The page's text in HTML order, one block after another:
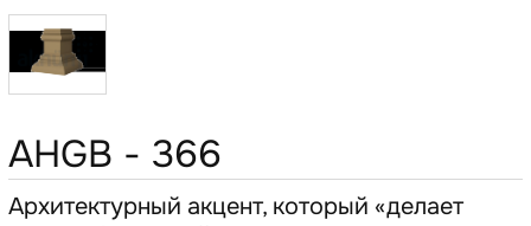
AHGB - 366
Архитектурный акцент, который «делает